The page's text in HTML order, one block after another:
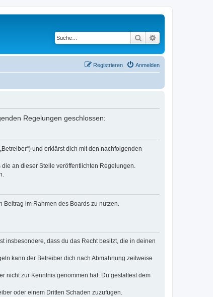
Suche
Anmelden
Registrieren
Regelungen geschlossen:
und erklärst dich mit den nachfolgenden
an dieser Stelle veröffentlichten Regelungen.
im Rahmen des Boards zu nutzen.
insbesondere, dass du das Recht besitzt, die in deinen
kann der Betreiber dich nach Abmahnung zeitweise
nicht zur Kenntnis genommen hat. Du gestattest dem
oder einem Dritten Schaden zuzufügen.